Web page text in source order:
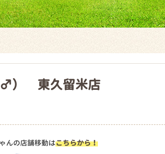
♂） 東久留米店
んの店舗移動はこちらから！